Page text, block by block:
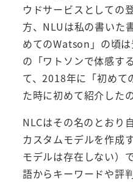
ウドサービスとしての
方、NLUは私の書いた
めてのWatson」の頃
の「ワトソンで体感す
て、2018年に「初め
た時に初めて紹介した
NLCはその名のとおり
カスタムモデルを作成
モデルは存在しない）
語からキーワードや評